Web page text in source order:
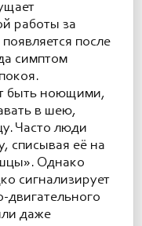
работы за
после
симптом
быть ноющими,
в шею,
Часто люди
списывая её на
Однако
сигнализирует
даже